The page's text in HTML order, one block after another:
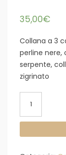
35,00€
Collana a 3
perline nere,
serpente,
zigrinato
acciaio
dorato